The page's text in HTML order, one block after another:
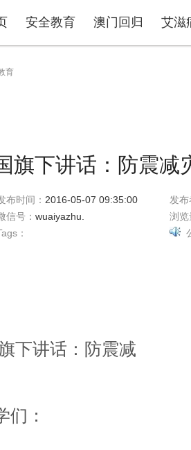
安全教育 澳门回归 艾滋
育
旗下讲话：防震减
布时间： 2016-05-07 09:35:00
发
信号： wuaiyazhu.
浏览
：
下讲话：防震减
们：